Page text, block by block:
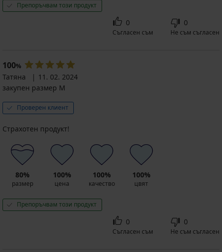
Препоръчвам този продукт
0
Съгласен съм
0
Не съм съгласен
100%
Татяна
11. 02. 2024
закупен размер M
Проверен клиент
Страхотен продукт!
80%
размер
100%
цена
100%
качество
100%
цвят
Препоръчвам този продукт
0
Съгласен съм
0
Не съм съгласен